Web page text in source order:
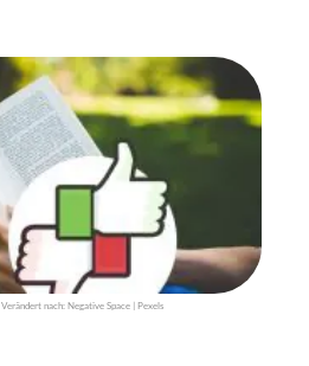
Verändert nach: Negative Space | Pexels